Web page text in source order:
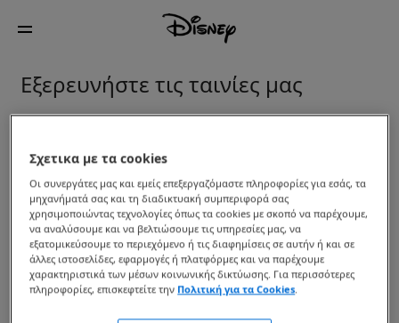
Εξερευνήστε τις ταινίες μας
Oasis: Don't Look Back In
Anger
Star Wars: The
Mandalorian and Grogu
Toy Story 5 Βαϊάνα
Σχετικα με τα cookies
Οι συνεργάτες μας και εμείς επεξεργαζόμαστε πληροφορίες για εσάς, τα
μηχανήματά σας και τη διαδικτυακή συμπεριφορά σας
χρησιμοποιώντας τεχνολογίες όπως τα cookies με σκοπό να παρέχουμε,
να αναλύσουμε και να βελτιώσουμε τις υπηρεσίες μας, να
εξατομικεύσουμε το περιεχόμενο ή τις διαφημίσεις σε αυτήν ή και σε
άλλες ιστοσελίδες, εφαρμογές ή πλατφόρμες και να παρέχουμε
χαρακτηριστικά των μέσων κοινωνικής δικτύωσης. Για περισσότερες
πληροφορίες, επισκεφτείτε την Πολιτική για τα Cookies.